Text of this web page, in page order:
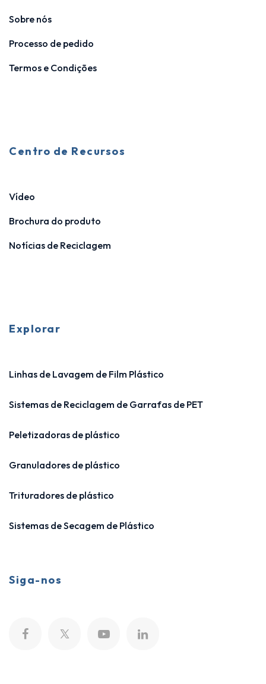
Sobre nós
Processo de pedido
Termos e Condições
Centro de Recursos
Vídeo
Brochura do produto
Notícias de Reciclagem
Explorar
Linhas de Lavagem de Film Plástico
Sistemas de Reciclagem de Garrafas de PET
Peletizadoras de plástico
Granuladores de plástico
Trituradores de plástico
Sistemas de Secagem de Plástico
Siga-nos